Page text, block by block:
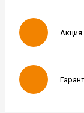
Акция